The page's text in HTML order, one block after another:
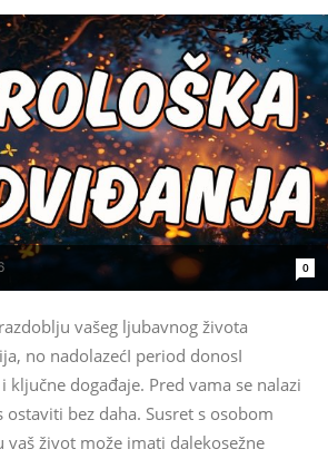
0
vašeg ljubavnog života
no nadolazećI period donosI
ključne događaje. Pred vama se nalazi
ostaviti bez daha. Susret s osobom
vaš život može imati dalekosežne